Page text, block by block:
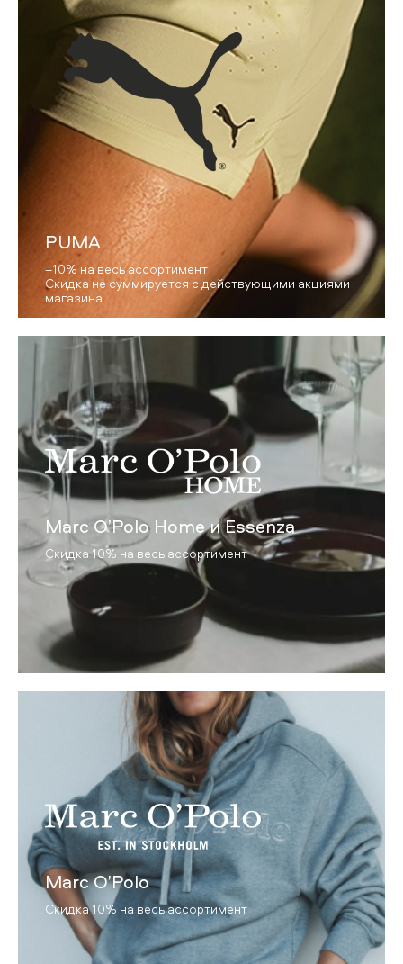
PUMA
–10% на весь ассортимент
Скидка не суммируется с действующими акциями
магазина
Marc O’Polo Home и Essenza
Скидка 10% на весь ассортимент
Marc O’Polo
Скидка 10% на весь ассортимент